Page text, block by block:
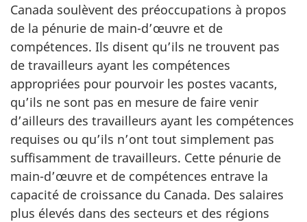
Canada soulèvent des préoccupations à propos
de la pénurie de main-d’œuvre et de
compétences. Ils disent qu’ils ne trouvent pas
de travailleurs ayant les compétences
appropriées pour pourvoir les postes vacants,
qu’ils ne sont pas en mesure de faire venir
d’ailleurs des travailleurs ayant les compétences
requises ou qu’ils n’ont tout simplement pas
suffisamment de travailleurs. Cette pénurie de
main-d’œuvre et de compétences entrave la
capacité de croissance du Canada. Des salaires
plus élevés dans des secteurs et des régions